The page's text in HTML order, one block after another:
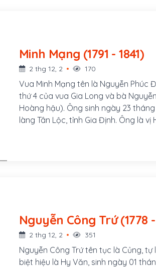
Minh Mạng (1791 - 1841)
2 thg 12, 2 170
Vua Minh Mạng tên là Nguyễn Phúc
thứ 4 của vua Gia Long và bà
Hoàng hậu). Ông sinh ngày 23 tháng
làng Tân Lộc, tỉnh Gia Định. Ông là
Nguyễn Công
2 thg 12, 2 351
Nguyễn Công Trứ tên tục là Củng, tự
biệt hiệu là Hy Văn, sinh ngày 01